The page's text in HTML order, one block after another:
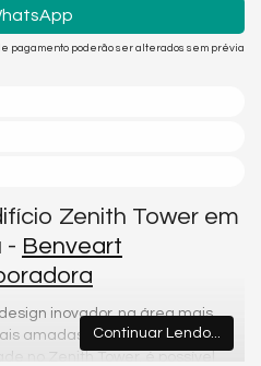
pagamento poderão ser alterados sem prévia
Zenith Tower em
- Benveart
inovador, na área mais
amadas do Litoral Norte
no Zenith Tower, é possível
Continuar Lendo...